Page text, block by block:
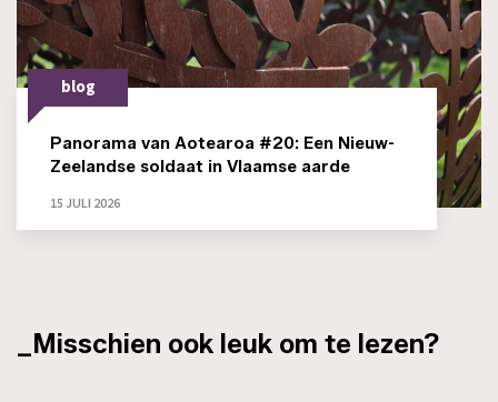
blog
Panorama van Aotearoa #20: Een Nieuw-
Zeelandse soldaat in Vlaamse aarde
15 JULI 2026
_Misschien ook leuk om te lezen?